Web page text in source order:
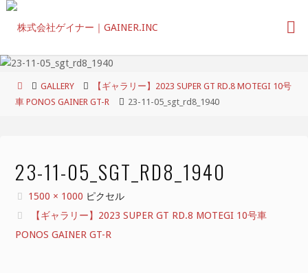
コ
ン
ホ
ー
GALLERY
【ギャラリー】2023 SUPER GT RD.8 MOTEGI 10号
車 PONOS GAINER GT-R
23-11-05_sgt_rd8_1940
23-11-05_SGT_RD8_1940
フ
ル
サ
1500 × 1000 ピクセル
【ギャラリー】2023 SUPER GT RD.8 MOTEGI 10号車
PONOS GAINER GT-R